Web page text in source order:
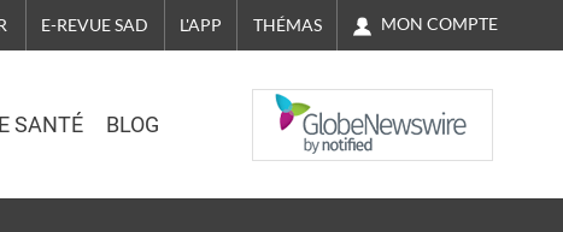
E-REVUE SAD L'APP THÉMAS MON COMPTE
SANTÉ BLOG
NASDAQ